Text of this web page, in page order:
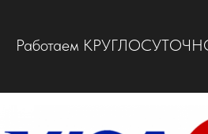
Работаем